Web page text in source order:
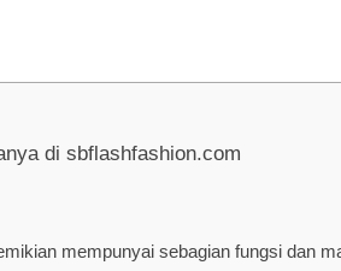
di sbflashfashion.com
mempunyai sebagian fungsi dan